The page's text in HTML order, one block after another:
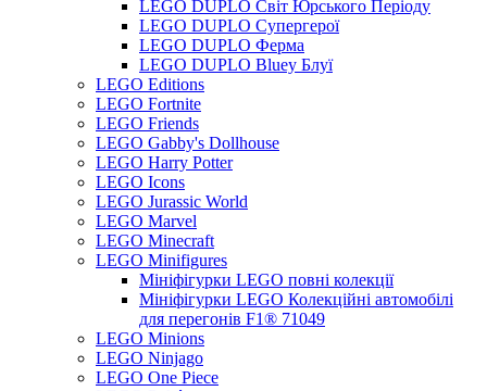
LEGO DUPLO Світ Юрського Періоду
LEGO DUPLO Супергерої
LEGO DUPLO Ферма
LEGO DUPLO Bluey Блуї
LEGO Editions
LEGO Fortnite
LEGO Friends
LEGO Gabby's Dollhouse
LEGO Harry Potter
LEGO Icons
LEGO Jurassic World
LEGO Marvel
LEGO Minecraft
LEGO Minifigures
Мініфігурки LEGO повні колекції
Мініфігурки LEGO Колекційні автомобілі
для перегонів F1® 71049
LEGO Minions
LEGO Ninjago
LEGO One Piece